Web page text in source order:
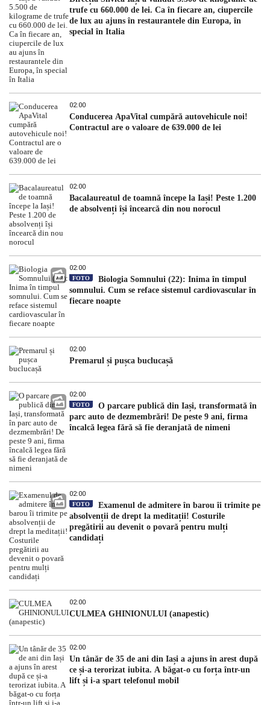
trufe cu 660.000 de lei. Ca în fiecare an, ciupercile
de lux au ajuns în restaurantele din Europa, în
special în Italia
02:00
Conducerea ApaVital cumpără autovehicule noi!
Contractul are o valoare de 639.000 de lei
02:00
Bacalaureatul de toamnă începe la Iași! Peste 1.200
de absolvenți își încearcă din nou norocul
02:00
FOTO
Biologia Somnului (22): Inima în timpul
somnului. Cum se reface sistemul cardiovascular în
fiecare noapte
02:00
Premarul și pușca buclucașă
02:00
FOTO
O parcare publică din Iași, transformată în
parc auto de dezmembrări! De peste 9 ani, firma
încalcă legea fără să fie deranjată de nimeni
02:00
FOTO
Examenul de admitere în barou îi trimite pe
absolvenții de drept la meditații! Costurile
pregătirii au devenit o povară pentru mulți
candidați
02:00
CULMEA GHINIONULUI (anapestic)
02:00
Un tânăr de 35 de ani din Iași a ajuns în arest după
ce și-a terorizat iubita. A băgat-o cu forța într-un
lift și i-a spart telefonul mobil